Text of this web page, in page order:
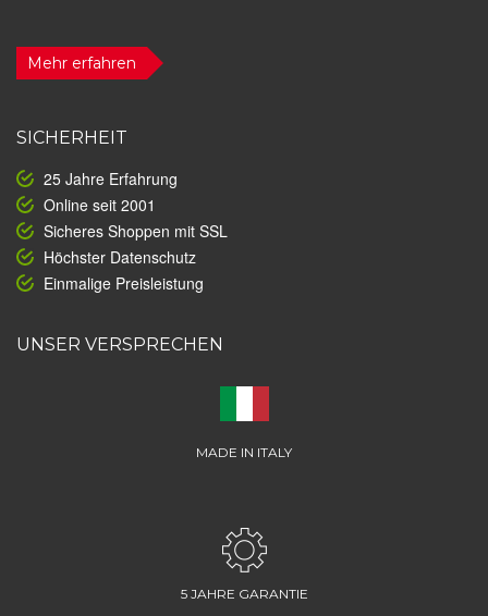
Mehr erfahren
SICHERHEIT
25 Jahre Erfahrung
Online seit 2001
Sicheres Shoppen mit SSL
Höchster Datenschutz
Einmalige Preisleistung
UNSER VERSPRECHEN
MADE IN ITALY
5 JAHRE GARANTIE